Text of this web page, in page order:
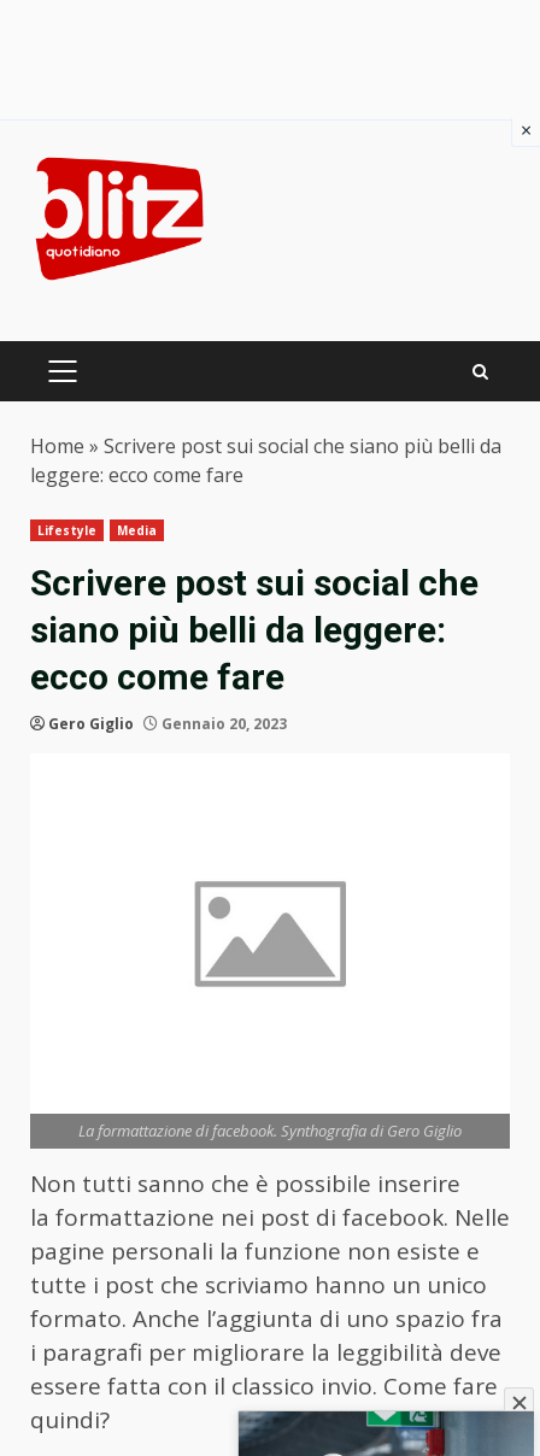
content
PRIMARY
Home » Scrivere post sui social che siano più belli da
leggere: ecco come fare
Lifestyle Media
Scrivere post sui social che
siano più belli da leggere:
ecco come fare
Gero Giglio Gennaio 20, 2023
La formattazione di facebook. Synthografia di Gero Giglio
Non tutti sanno che è possibile inserire
la formattazione nei post di facebook. Nelle
pagine personali la funzione non esiste e
tutte i post che scriviamo hanno un unico
formato. Anche l’aggiunta di uno spazio fra
i paragrafi per migliorare la leggibilità deve
essere fatta con il classico invio. Come fare
quindi?
×